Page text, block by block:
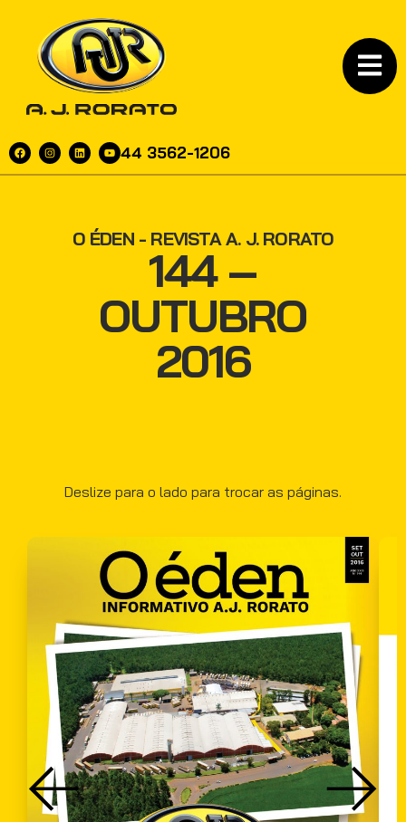
44 3562-1206
O ÉDEN - REVISTA A. J. RORATO
144 –
OUTUBRO
2016
Deslize para o lado para trocar as páginas.